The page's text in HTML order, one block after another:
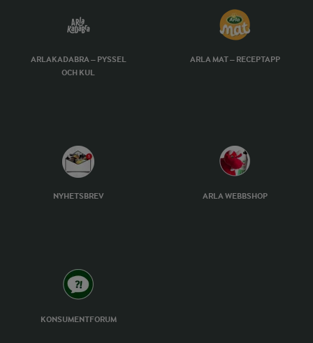
ARLAKADABRA – PYSSEL
OCH KUL
ARLA MAT – RECEPTAPP
NYHETSBREV ARLA WEBBSHOP
KONSUMENTFORUM